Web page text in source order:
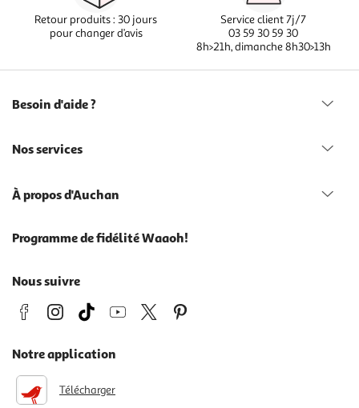
Retour produits : 30 jours
pour changer d’avis
Service client 7j/7
03 59 30 59 30
8h>21h, dimanche 8h30>13h
Besoin d'aide ?
Nos services
À propos d'Auchan
Programme de fidélité Waaoh!
Nous suivre
Notre application
Télécharger